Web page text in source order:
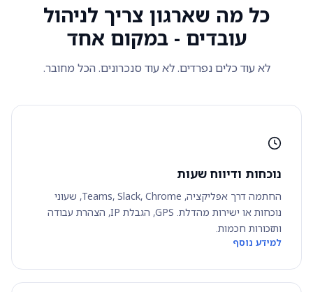
כל מה שארגון צריך לניהול
עובדים - במקום אחד
לא עוד כלים נפרדים. לא עוד סנכרונים. הכל מחובר.
נוכחות ודיווח שעות
החתמה דרך אפליקציה, Teams, Slack, Chrome, שעוני
נוכחות או ישירות מהדלת. GPS, הגבלת IP, הצהרת עבודה
ותזכורות חכמות.
למידע נוסף